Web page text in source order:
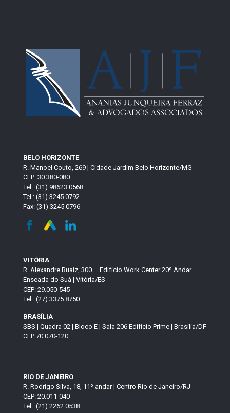
BELO HORIZONTE
R. Manoel Couto, 269 | Cidade Jardim Belo Horizonte/MG
CEP: 30.380-080
Tel.: (31) 98623 0568
Tel.: (31) 3245 0792
Fax: (31) 3245 0796
VITÓRIA
R. Alexandre Buaiz, 300 – Edifício Work Center 20º Andar
Enseada do Suá | Vitória/ES
CEP: 29.050-545
Tel.: (27) 3375 8750
BRASÍLIA
SBS | Quadra 02 | Bloco E | Sala 206 Edifício Prime | Brasília/DF
CEP 70.070-120
RIO DE JANEIRO
R. Rodrigo Silva, 18, 11º andar | Centro Rio de Janeiro/RJ
CEP: 20.011-040
Tel.: (21) 2262 0538